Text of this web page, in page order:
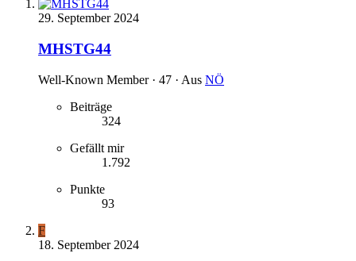
29. September 2024
MHSTG44
Well-Known Member · 47 · Aus NÖ
Beiträge
324
Gefällt mir
1.792
Punkte
93
F
18. September 2024